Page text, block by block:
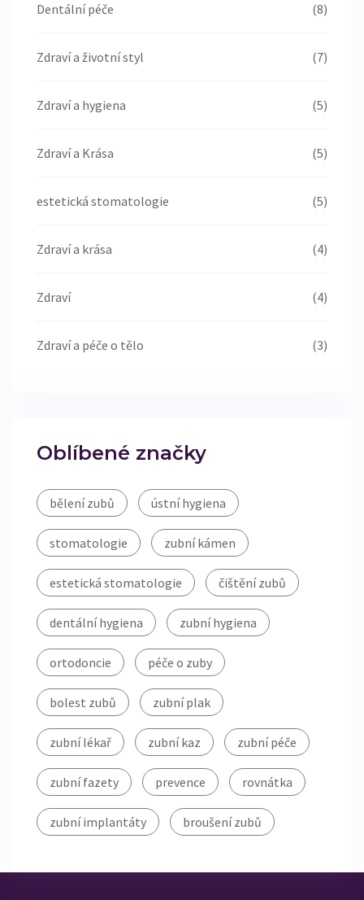
Dentální péče (8)
Zdraví a životní styl (7)
Zdraví a hygiena (5)
Zdraví a Krása (5)
estetická stomatologie (5)
Zdraví a krása (4)
Zdraví (4)
Zdraví a péče o tělo (3)
Oblíbené značky
bělení zubů ústní hygiena
stomatologie zubní kámen
estetická stomatologie čištění zubů
dentální hygiena zubní hygiena
ortodoncie péče o zuby
bolest zubů zubní plak
zubní lékař zubní kaz zubní péče
zubní fazety prevence rovnátka
zubní implantáty broušení zubů